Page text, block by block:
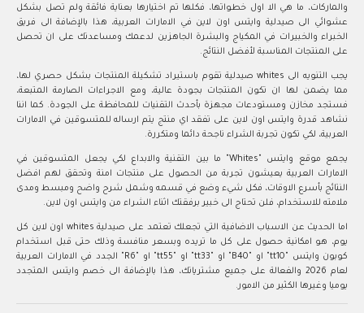
والماركات، ما هي الا اول خطواتها، فكلها تم اختيارها بعناية فائقة ولم تصل بشكل
عشوائي الى صيدلية وايتس اون لاين في الامارات العربية، هذا بالإضافة الى فريق
الخبراء والخبيرات في المكياج والبشرة الجاهزين لدعمك ومساعدتك على ان تحصل
على المنتجات المناسبة لأفضل النتائج.
يجب التنويه الى whites صيدلية تقوم باستيراد تشكيلة المنتجات بشكل حصري لها،
مما يضمن لها ان تكون المنتجات بجودة عالية، ومع الاجراءات الصارمة المتبعة،
فستجد مخازن ومستودعات مجهزة بأحدث التقنيات للمحافظة على الجودة. كما اننا
نشاهد قدرة وايتس اون لاين على تفقد اي منتج يتم ارساله للمتسوقين في الامارات
العربية، لكي تكون تجربة الشراء ناجحة دائما ومتكررة.
يجمع موقع وايتس "Whites" ما بين التقنية والابداع لكي يجعل المتسوقين في
الامارات العربية يعيشون تجربة من الحصول على منتجات امنة وتحقق لهم افضل
النتائج بأسرع الاوقات، فكل شيء وضع في قسمه وشمل شرح واضح ومبسط ومدى
ملامته للاستخدام، فلن تحتاج الى خبير برفقتك اثناء الشراء من وايتس اون لاين.
اما الحديث عن الاسباب الاضافية التي تجعلك تعتمد على صيدلية whites اون لاين كل
يوم، هو امكانية حصول على كل ما تريده وبسعر منافسة وذلك حتى قبل استخدام
كوبون وايتس "tt10" او "B40" او "tt33" او "tt55" او "R6" الجدد في الامارات العربية
لعام 2026 والفعالة على جميع مشترياتك، هذا بالإضافة الى خصم وايتس المتجدد
يوميا وغيرها الكثير من الامور.